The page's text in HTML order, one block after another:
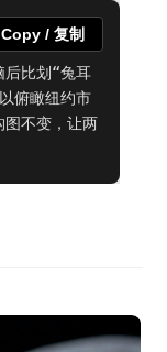
后比划“兔耳
俯瞰纽约市
图不变，让两
Copy / 复制